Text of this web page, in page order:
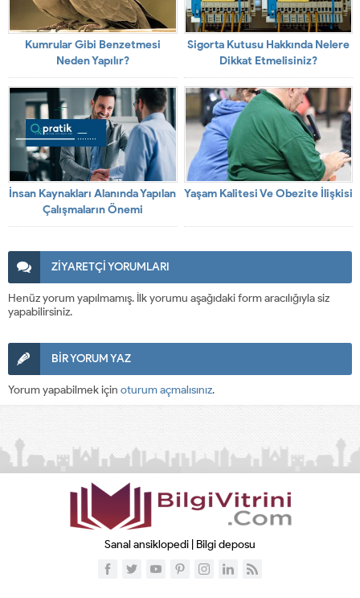
Kumrular Gibi Benzetmesi
Neden Yapılır?
Sigorta Kutusu Hakkında Nelere
Dikkat Etmelisiniz?
İnsan Kaynakları Alanında Yapılan
Çalışmaların Önemi
Yaşam Kalitesi Ve Obezite İlişkisi
ZİYARETÇİ YORUMLARI
Henüz yorum yapılmamış. İlk yorumu aşağıdaki form aracılığıyla siz
yapabilirsiniz.
BİR YORUM YAZ
Yorum yapabilmek için oturum açmalısınız.
Sanal ansiklopedi | Bilgi deposu